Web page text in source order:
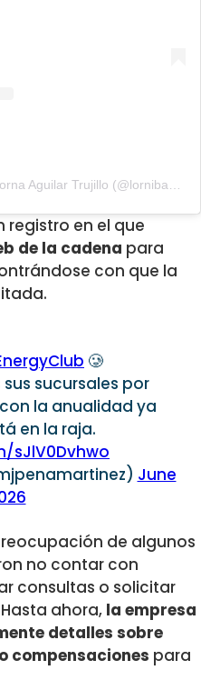
en el que
de la cadena para
con que la
🥲
sucursales por
la anualidad ya
en la raja.
sJlV0Dvhwo
June
de algunos
no contar con
consultas o solicitar
ahora, la empresa
detalles sobre
compensaciones para